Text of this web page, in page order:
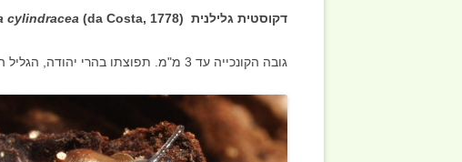
דקוסטית גלילנית ( cylindracea (da Costa, 1778
גובה הקונכייה עד 3 מ"מ. תפוצתו בהרי יהודה, הגליל העליון והחרמון.